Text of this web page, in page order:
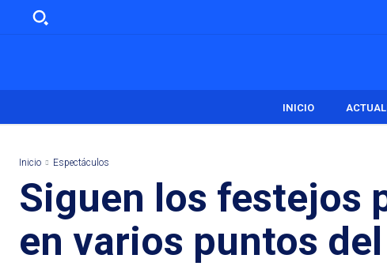
INICIO
Inicio Espectáculos
Siguen los festejos
en varios puntos